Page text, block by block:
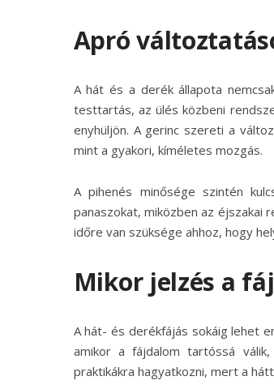
Apró
A hát és a derék állapota
testtartás, az ülés közbeni
enyhüljön. A gerinc szereti a
mint a gyakori, kíméletes mozgás.
A pihenés minősége szintén
panaszokat, miközben az éjszakai
időre van szüksége ahhoz, hogy
Mikor jelzés a
A hát- és derékfájás sokáig lehet
amikor a fájdalom tartóssá
praktikákra hagyatkozni, mert a